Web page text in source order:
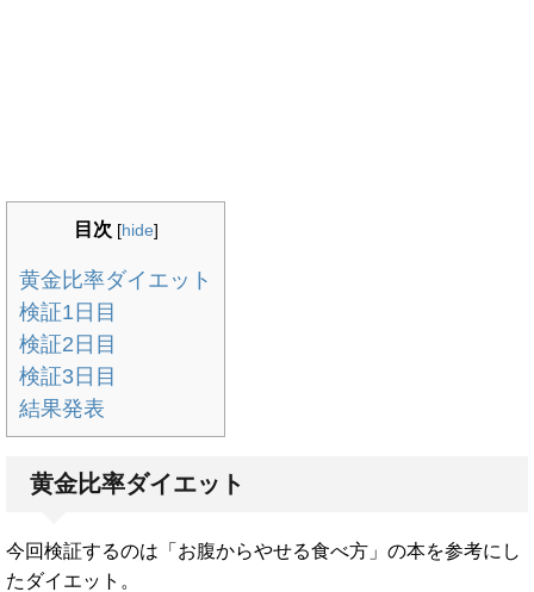
目次 [hide]
黄金比率ダイエット
検証1日目
検証2日目
検証3日目
結果発表
黄金比率ダイエット
今回検証するのは「お腹からやせる食べ方」の本を参考にし
たダイエット。